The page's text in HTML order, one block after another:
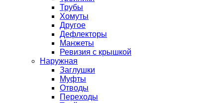
Трубы
Хомуты
Другое
Дефлекторы
Манжеты
Ревизия с крышкой
Наружная
Заглушки
Муфты
Отводы
Переходы